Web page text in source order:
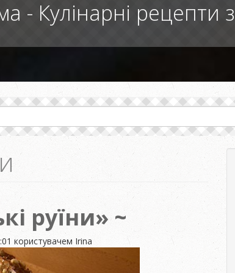
- Кулінарні рецепти
руїни»
користувачем Irina